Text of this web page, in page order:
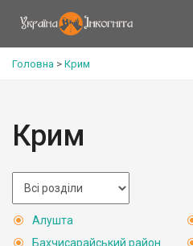
Головна > Крим
Крим
Алушта
Бахчисарайський район